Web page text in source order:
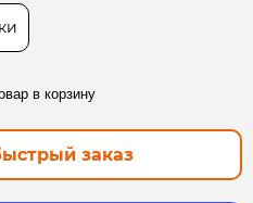
в корзину
заказ